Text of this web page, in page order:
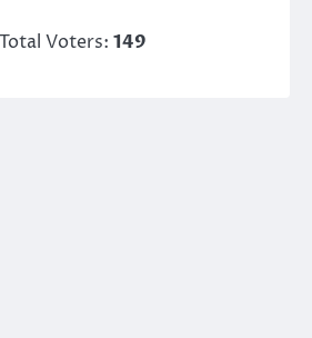
Total Voters: 149